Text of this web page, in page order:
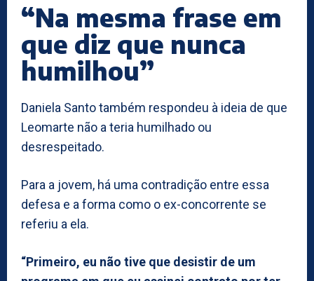
“Na mesma frase em
que diz que nunca
humilhou”
Daniela Santo também respondeu à ideia de que
Leomarte não a teria humilhado ou
desrespeitado.
Para a jovem, há uma contradição entre essa
defesa e a forma como o ex-concorrente se
referiu a ela.
“Primeiro, eu não tive que desistir de um